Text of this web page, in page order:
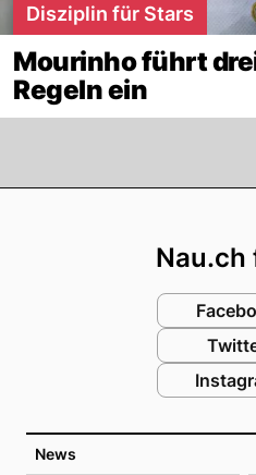
Disziplin für Stars
Mourinho führt
Regeln ein
News
Nau.ch